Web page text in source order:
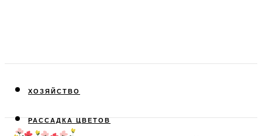
ХОЗЯЙСТВО
РАССАДКА ЦВЕТОВ